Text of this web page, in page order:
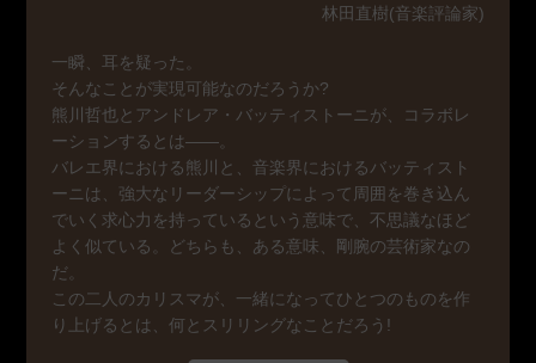
林田直樹(音楽評論家)
一瞬、耳を疑った。
そんなことが実現可能なのだろうか?
熊川哲也とアンドレア・バッティストーニが、コラボレ
ーションするとは――。
バレエ界における熊川と、音楽界におけるバッティスト
ーニは、強大なリーダーシップによって周囲を巻き込ん
でいく求心力を持っているという意味で、不思議なほど
よく似ている。どちらも、ある意味、剛腕の芸術家なの
だ。
この二人のカリスマが、一緒になってひとつのものを作
り上げるとは、何とスリリングなことだろう!